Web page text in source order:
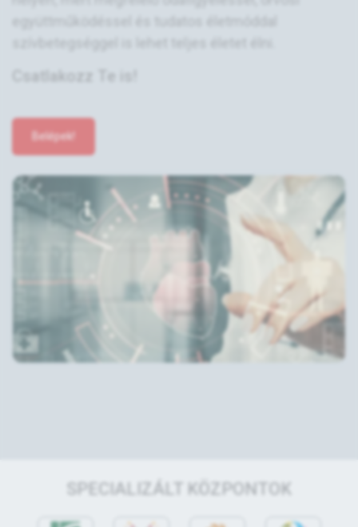
Csatlakozz Te is!
Belépek!
SPECIALIZÁLT KÖZPONTOK